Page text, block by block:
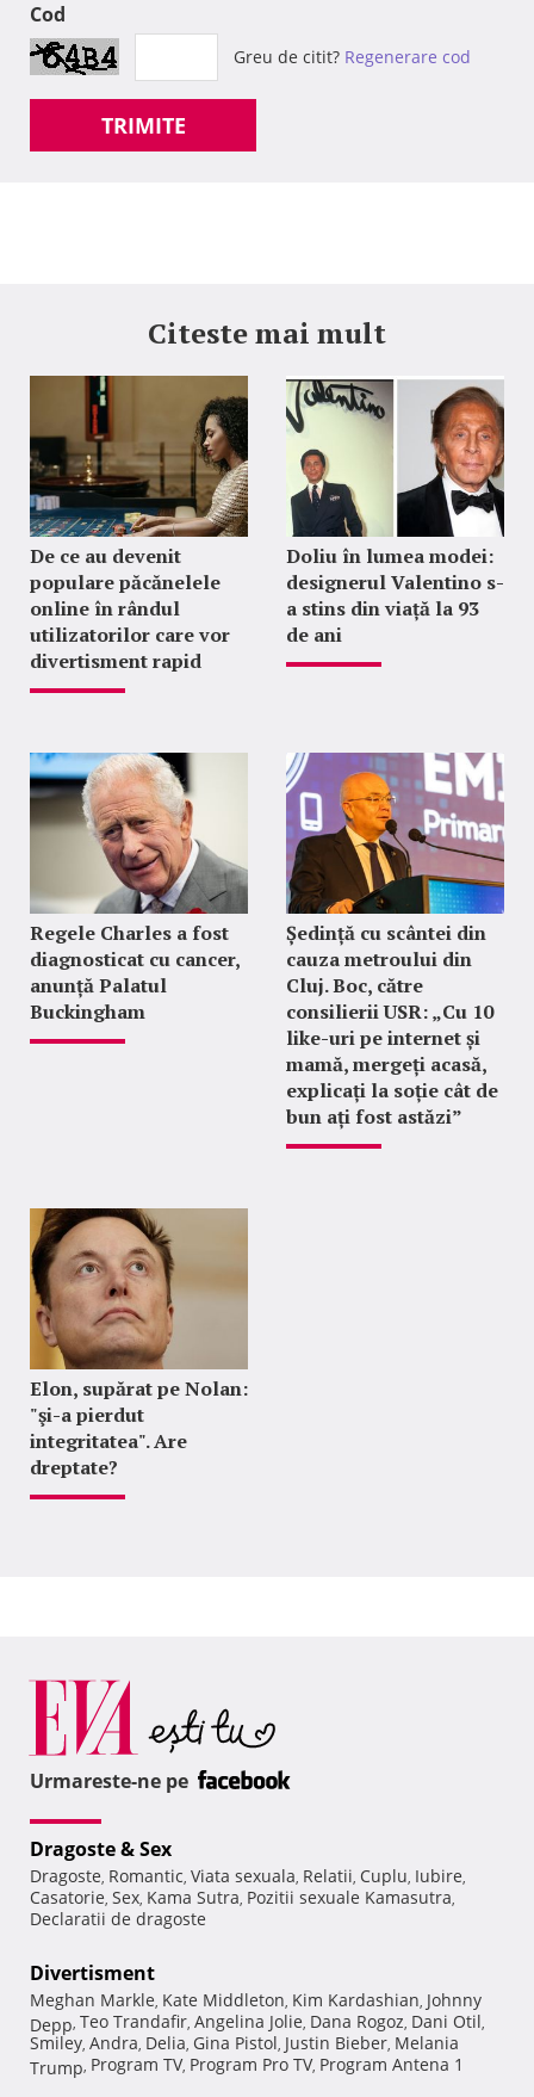
Cod
Greu de citit? Regenerare cod
TRIMITE
Citeste mai mult
De ce au devenit
populare păcănelele
online în rândul
utilizatorilor care vor
divertisment rapid
Doliu în lumea modei:
designerul Valentino s-
a stins din viață la 93
de ani
Regele Charles a fost
diagnosticat cu cancer,
anunță Palatul
Buckingham
Ședință cu scântei din
cauza metroului din
Cluj. Boc, către
consilierii USR: „Cu 10
like-uri pe internet și
mamă, mergeți acasă,
explicați la soție cât de
bun ați fost astăzi”
Elon, supărat pe Nolan:
"şi-a pierdut
integritatea". Are
dreptate?
Urmareste-ne pe
Dragoste & Sex
Dragoste, Romantic, Viata sexuala, Relatii, Cuplu, Iubire,
Casatorie, Sex, Kama Sutra, Pozitii sexuale Kamasutra,
Declaratii de dragoste
Divertisment
Meghan Markle, Kate Middleton, Kim Kardashian, Johnny
Depp, Teo Trandafir, Angelina Jolie, Dana Rogoz, Dani Otil,
Smiley, Andra, Delia, Gina Pistol, Justin Bieber, Melania
Trump, Program TV, Program Pro TV, Program Antena 1